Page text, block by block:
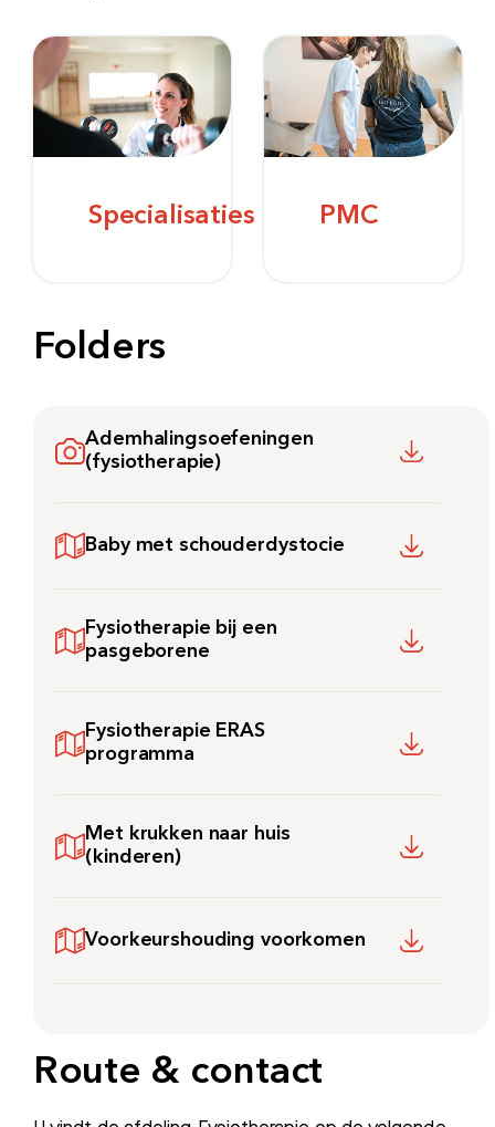
Bezoektijden
Afdelingen
Specialisaties PMC
Folders
Ademhalingsoefeningen
(fysiotherapie)
Baby met schouderdystocie
Fysiotherapie bij een
pasgeborene
Fysiotherapie ERAS
programma
Met krukken naar huis
(kinderen)
Voorkeurshouding voorkomen
Route & contact